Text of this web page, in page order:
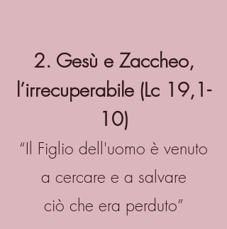
2. Gesù e Zaccheo,
l’irrecuperabile (Lc 19,1-
10)
“Il Figlio dell'uomo è venuto
a cercare e a salvare
ciò che era perduto”